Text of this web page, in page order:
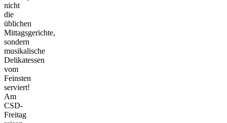
nicht
die
üblichen
Mittagsgerichte,
sondern
musikalische
Delikatessen
vom
Feinsten
serviert!
Am
CSD-
Freitag